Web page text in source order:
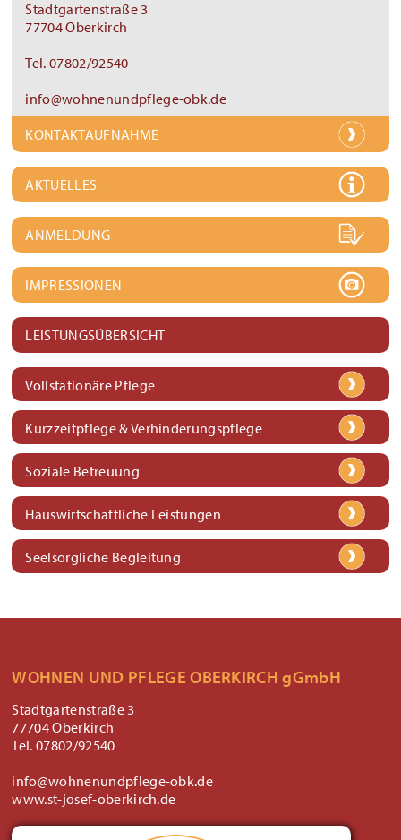
Stadtgartenstraße 3
77704 Oberkirch
Tel. 07802/92540
info@wohnenundpflege-obk.de
KONTAKTAUFNAHME
AKTUELLES
ANMELDUNG
IMPRESSIONEN
LEISTUNGSÜBERSICHT
Vollstationäre Pflege
Kurzzeitpflege & Verhinderungspflege
Soziale Betreuung
Hauswirtschaftliche Leistungen
Seelsorgliche Begleitung
WOHNEN UND PFLEGE OBERKIRCH gGmbH
Stadtgartenstraße 3
77704 Oberkirch
Tel. 07802/92540
info@wohnenundpflege-obk.de
www.st-josef-oberkirch.de